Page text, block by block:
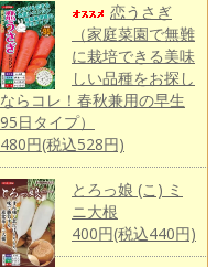
恋うさぎ
（家庭菜園で無難
に栽培できる美味
しい品種をお探し
ならコレ！春秋兼用の早生
95日タイプ）
480円(税込528円)
とろっ娘 (こ) ミ
ニ大根
400円(税込440円)